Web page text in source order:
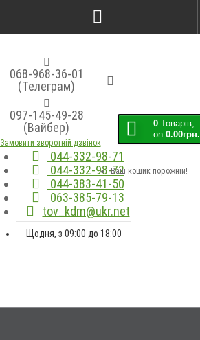
068-968-36-01
(Телеграм)
097-145-49-28
(Вайбер)
Замовити зворотній дзвінок
044-332-98-71
044-332-98-72
044-383-41-50
063-385-79-13
tov_kdm@ukr.net
Щодня, з 09:00 до 18:00
0 Товарів,
on 0.00грн.
Ваш кошик порожній!